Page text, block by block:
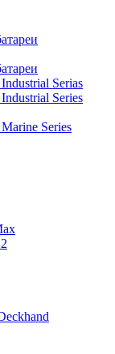
Serias
Series
Series